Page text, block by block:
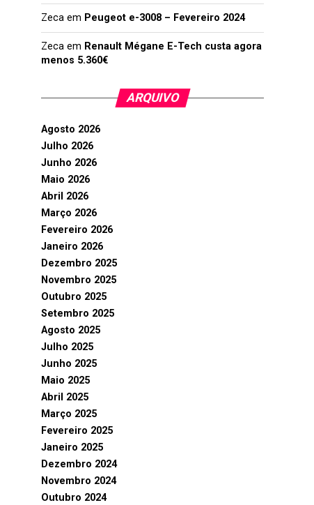
Zeca em Peugeot e-3008 – Fevereiro 2024
Zeca em Renault Mégane E-Tech custa agora
menos 5.360€
ARQUIVO
Agosto 2026
Julho 2026
Junho 2026
Maio 2026
Abril 2026
Março 2026
Fevereiro 2026
Janeiro 2026
Dezembro 2025
Novembro 2025
Outubro 2025
Setembro 2025
Agosto 2025
Julho 2025
Junho 2025
Maio 2025
Abril 2025
Março 2025
Fevereiro 2025
Janeiro 2025
Dezembro 2024
Novembro 2024
Outubro 2024